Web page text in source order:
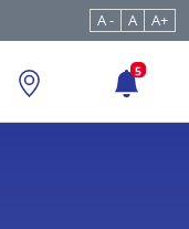
A - A A+
5